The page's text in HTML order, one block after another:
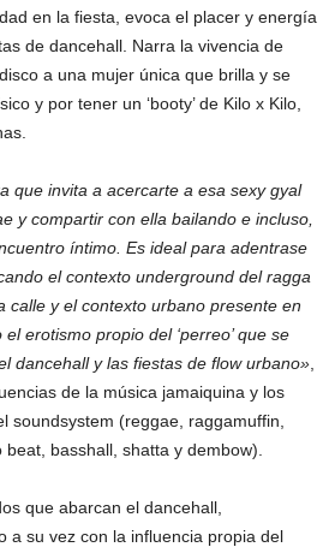
en la fiesta, evoca el placer y energía
de dancehall. Narra la vivencia de
a una mujer única que brilla y se
y por tener un ‘booty’ de Kilo x Kilo,
que invita a acercarte a esa sexy gyal
y compartir con ella bailando e incluso,
íntimo. Es ideal para adentrase
el contexto underground del ragga
calle y el contexto urbano presente en
erotismo propio del ‘perreo’ que se
dancehall y las fiestas de flow urbano»
de la música jamaiquina y los
soundsystem (reggae, raggamuffin,
basshall, shatta y dembow).
que abarcan el dancehall,
a su vez con la influencia propia del